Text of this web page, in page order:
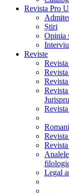
Revista Pro
Știri
Opinia
Reviste
Legal